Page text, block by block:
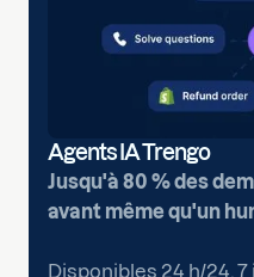
Agents IA Trengo
Jusqu'à 80 % des
avant même qu'un
Disponibles 24 h/24,